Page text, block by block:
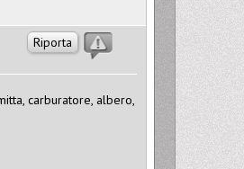
Riporta
carburatore, albero,